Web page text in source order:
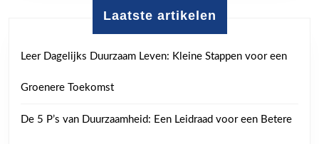
Laatste artikelen
Leer Dagelijks Duurzaam Leven: Kleine Stappen voor een
Groenere Toekomst
De 5 P’s van Duurzaamheid: Een Leidraad voor een Betere